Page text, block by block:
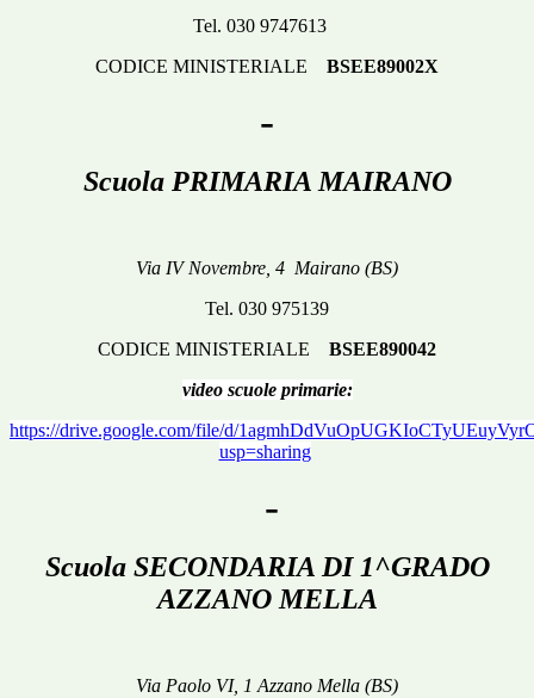
Tel. 030 9747613
CODICE MINISTERIALE BSEE89002X
-
Scuola PRIMARIA MAIRANO
Via IV Novembre, 4 Mairano (BS)
Tel. 030 975139
CODICE MINISTERIALE BSEE890042
video scuole primarie:
https://drive.google.com/file/d/
usp=sharing
-
Scuola SECONDARIA DI 1^GRADO
AZZANO MELLA
Via Paolo VI, 1 Azzano Mella (BS)